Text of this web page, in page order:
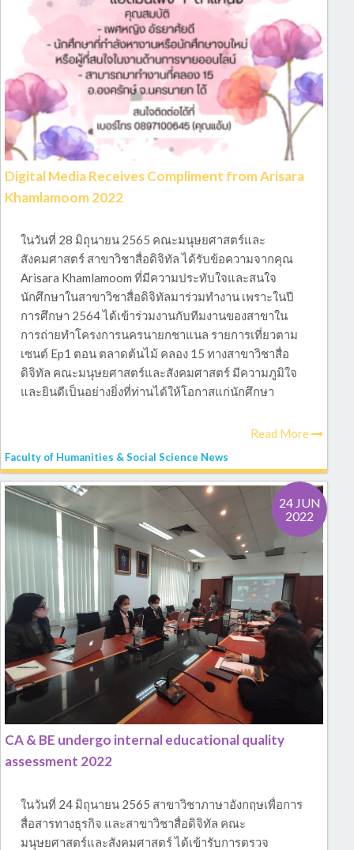
Digital Media Receives Compliment from Arisara
Khamlamoom 2022
ในวันที่ 28 มิถุนายน 2565 คณะมนุษยศาสตร์และ
สังคมศาสตร์ สาขาวิชาสื่อดิจิทัล ได้รับข้อความจากคุณ
Arisara Khamlamoom ที่มีความประทับใจและสนใจ
นักศึกษาในสาขาวิชาสื่อดิจิทัลมาร่วมทำงาน เพราะในปี
การศึกษา 2564 ได้เข้าร่วมงานกับทีมงานของสาขาใน
การถ่ายทำโครงการนครนายกชาแนล รายการเที่ยวตาม
เซนต์ Ep1 ตอน ตลาดต้นไม้ คลอง 15 ทางสาขาวิชาสื่อ
ดิจิทัล คณะมนุษยศาสตร์และสังคมศาสตร์ มีความภูมิใจ
และยินดีเป็นอย่างยิ่งที่ท่านได้ให้โอกาสแก่นักศึกษา
Read More
Faculty of Humanities & Social Science News
CA & BE undergo internal educational quality
assessment 2022
ในวันที่ 24 มิถุนายน 2565 สาขาวิชาภาษาอังกฤษเพื่อการ
สื่อสารทางธุรกิจ และสาขาวิชาสื่อดิจิทัล คณะ
มนุษยศาสตร์และสังคมศาสตร์ ได้เข้ารับการตรวจ
24 JUN
2022